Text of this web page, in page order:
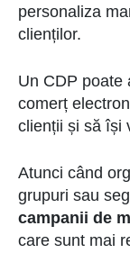
personaliza
clienților.
Un CDP poate
comerț
clienții și să își
Atunci când
grupuri sau
campanii de
care sunt mai